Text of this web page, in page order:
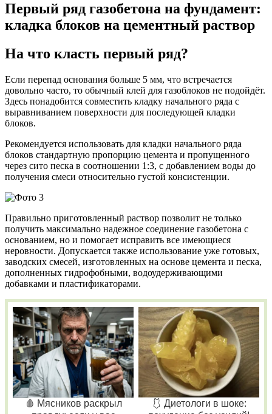
Первый ряд газобетона на фундамент:
кладка блоков на цементный раствор
На что класть первый ряд?
Если перепад основания больше 5 мм, что встречается
довольно часто, то обычный клей для газоблоков не подойдёт.
Здесь понадобится совместить кладку начального ряда с
выравниванием поверхности для последующей кладки
блоков.
Рекомендуется использовать для кладки начального ряда
блоков стандартную пропорцию цемента и пропущенного
через сито песка в соотношении 1:3, с добавлением воды до
получения смеси относительно густой консистенции.
Правильно приготовленный раствор позволит не только
получить максимально надежное соединение газобетона с
основанием, но и помогает исправить все имеющиеся
неровности. Допускается также использование уже готовых,
заводских смесей, изготовленных на основе цемента и песка,
дополненных гидрофобными, водоудерживающими
добавками и пластификаторами.
🩸 Мясников раскрыл
🩱 Диетологи в шоке: